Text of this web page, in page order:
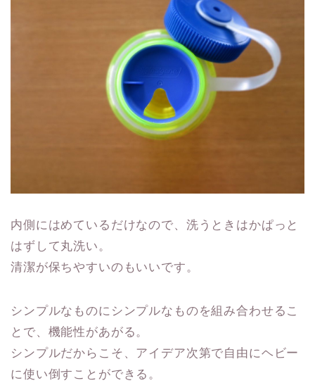
内側にはめているだけなので、洗うときはかぱっと
はずして丸洗い。
清潔が保ちやすいのもいいです。
シンプルなものにシンプルなものを組み合わせるこ
とで、機能性があがる。
シンプルだからこそ、アイデア次第で自由にヘビー
に使い倒すことができる。